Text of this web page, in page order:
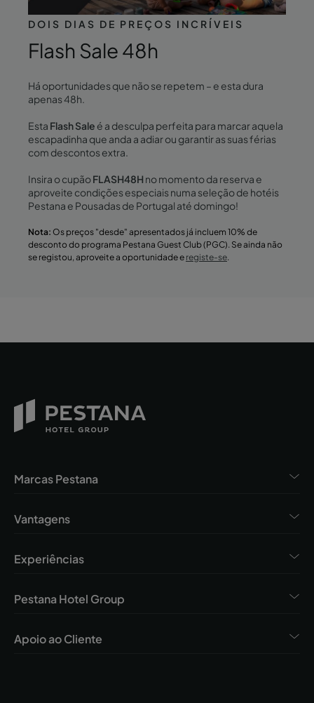
DOIS DIAS DE PREÇOS INCRÍVEIS
Flash Sale 48h
Há oportunidades que não se repetem – e esta dura
apenas 48h.
Esta Flash Sale é a desculpa perfeita para marcar aquela
escapadinha que anda a adiar ou garantir as suas férias
com descontos extra.
Insira o cupãoFLASH48H no momento da reserva e
aproveite condições especiais numa seleção de hotéis
Pestana e Pousadas de Portugal até domingo!
Nota: Os preços "desde" apresentados já incluem 10% de
desconto do programa Pestana Guest Club (PGC). Se ainda não
se registou, aproveite a oportunidade e registe-se.
Marcas Pestana
Vantagens
Experiências
Pestana Hotel Group
Apoio ao Cliente